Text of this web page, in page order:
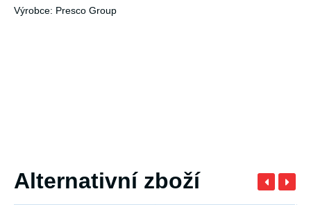
Výrobce: Presco Group
Alternativní zboží